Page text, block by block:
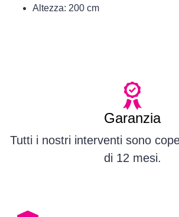
Altezza: 200 cm
Garanzia
Tutti i nostri interventi sono
di 12 mesi.